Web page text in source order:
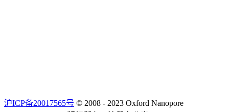
沪ICP备20017565号 © 2008 - 2023 Oxford Nanopore